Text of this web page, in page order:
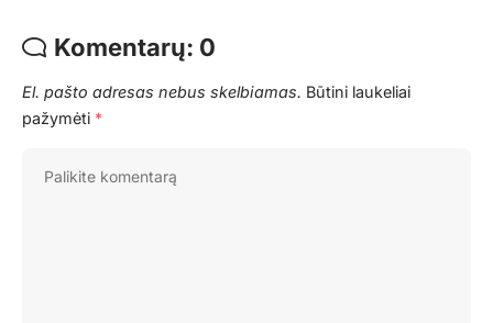
Komentarų: 0
El. pašto adresas nebus skelbiamas. Būtini laukeliai
pažymėti *